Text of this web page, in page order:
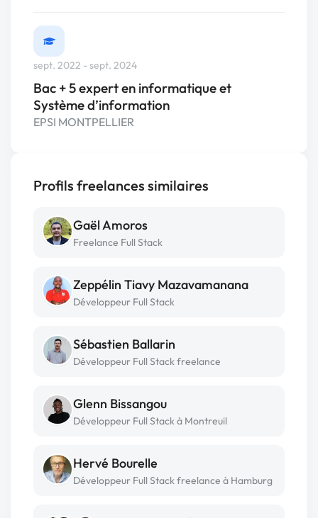
sept. 2022 - sept. 2024
Bac + 5 expert en informatique et
Système d’information
EPSI MONTPELLIER
Profils freelances similaires
Gaël Amoros
Freelance Full Stack
Zeppélin Tiavy Mazavamanana
Développeur Full Stack
Sébastien Ballarin
Développeur Full Stack freelance
Glenn Bissangou
Développeur Full Stack à Montreuil
Hervé Bourelle
Développeur Full Stack freelance à Hamburg